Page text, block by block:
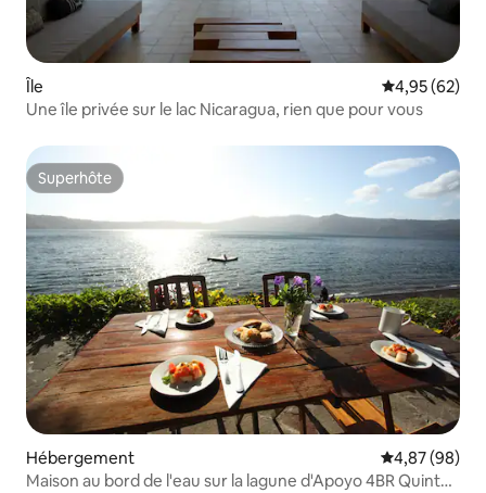
Île Évaluation
4,95 (62)
Une île privée sur le lac Nicaragua, rien que pour vous
Superhôte
Superhôte
Hébergement Évaluation
4,87 (98)
Maison au bord de l'eau sur la lagune d'Apoyo 4BR Quinta